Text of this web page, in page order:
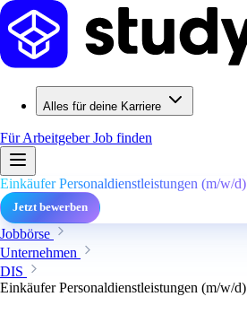
Alles für deine Karriere
Für ArbeitgeberJob finden
Einkäufer Personaldienstleistungen (m/w/d)
Jetzt bewerben
Jobbörse
Unternehmen
DIS
Einkäufer Personaldienstleistungen (m/w/d)